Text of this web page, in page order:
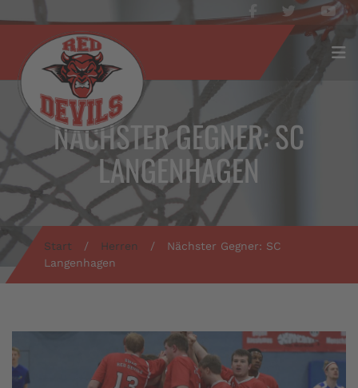
NÄCHSTER GEGNER: SC
LANGENHAGEN
Start / Herren /
Nächster Gegner: SC
Langenhagen